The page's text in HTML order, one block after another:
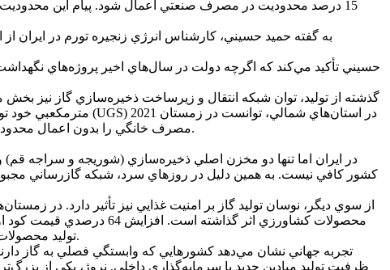
15 درصد محدوديت در مصرف صنعتي اعمال شود. پيام اين
به گفته حميد حسيني، کارشناس انرژي زنجيره تورم در ايران
حسيني تأکيد مي‌کند که اگرچه دولت در سال‌هاي اخير پروژه‌هاي
مصرف خانگي را بدون اعمال محدوديت گسترده مديريت کند؛ موضوعي که در گزارش سالانه اداره انرژي اين کشور، به‌عنوان يکي از عوامل مهار جهش تورمي معرفي شد.
کشور کافي نيست. به همين دليل در روزهاي سرد، شبکه گازرساني
از سوي ديگر، نوسان توليد گاز بر امنيت غذايي نيز تأثير دارد. در
توليد محصولات اساسي مانند گندم و ذرت را بالا ببرد و واردات را براي دولت گران‌تر کند؛ يعني فشار مضاعف بر بودجه عمومي و تورم انتظاري است.
تجربه جهاني نشان مي‌دهد کشورهايي که وابستگي فصلي به گاز
ظرفيت توليد ميادين جديد با سرمايه‌گذاري داخلي. نروژ، يکي از